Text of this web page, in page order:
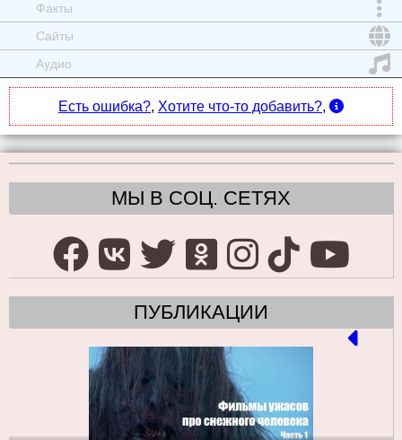
Факты
Сайты
Аудио
Есть ошибка?, Хотите что-то добавить?,
МЫ В СОЦ. СЕТЯХ
ПУБЛИКАЦИИ